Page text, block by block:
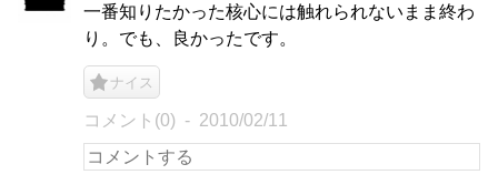
一番知りたかった核心には触れられないまま終わ
り。でも、良かったです。
ナイス
コメント(0) 2010/02/11